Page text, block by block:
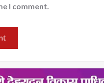
I comment.